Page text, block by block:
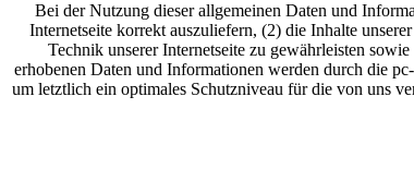
Bei der Nutzung dieser allgemeinen Daten und
Internetseite korrekt auszuliefern, (2) die Inhalte
Technik unserer Internetseite zu gewährleisten
erhobenen Daten und Informationen werden durch die
um letztlich ein optimales Schutzniveau für die von uns